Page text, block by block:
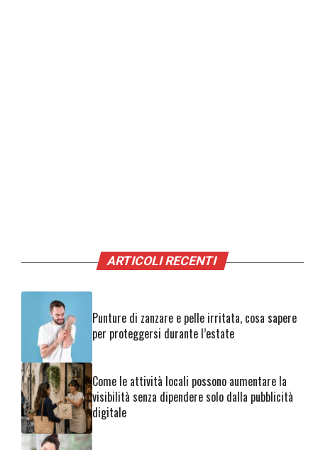
ARTICOLI RECENTI
Punture di zanzare e pelle irritata, cosa sapere
per proteggersi durante l’estate
Come le attività locali possono aumentare la
visibilità senza dipendere solo dalla pubblicità
digitale